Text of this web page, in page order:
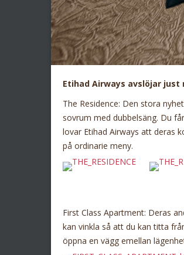
Etihad Airways avslöjar just
The Residence: Den stora
sovrum med dubbelsäng. Du
lovar Etihad Airways att deras
på ordinarie meny.
First Class Apartment: Deras
kan vinkla så att du kan titta
öppna en vägg emellan